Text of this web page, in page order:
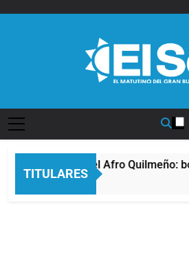
TITULARES
La noche del Afro Quilmeño:
11 Horas Atrás